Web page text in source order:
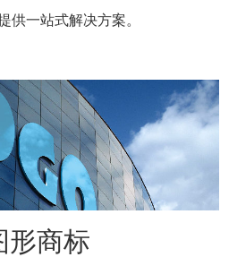
供一站式解决方案。
形商标